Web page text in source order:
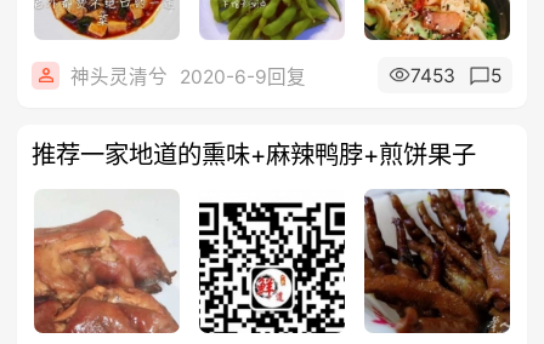
神头灵清兮 2020-6-9回复 7453 5
推荐一家地道的熏味+麻辣鸭脖+煎饼果子